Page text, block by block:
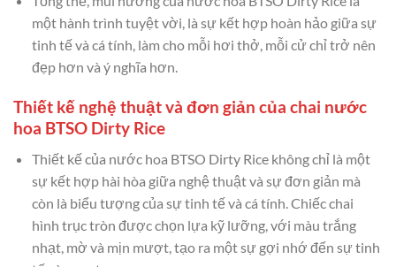
một hành trình tuyệt vời, là sự kết hợp hoàn hảo giữa sự
tinh tế và cá tính, làm cho mỗi hơi thở, mỗi cử chỉ trở nên
đẹp hơn và ý nghĩa hơn.
Thiết kế nghệ thuật và đơn giản của chai nước
hoa BTSO Dirty Rice
Thiết kế của nước hoa BTSO Dirty Rice không chỉ là một
sự kết hợp hài hòa giữa nghệ thuật và sự đơn giản mà
còn là biểu tượng của sự tinh tế và cá tính. Chiếc chai
hình trục tròn được chọn lựa kỹ lưỡng, với màu trắng
nhạt, mờ và mịn mượt, tạo ra một sự gợi nhớ đến sự tinh